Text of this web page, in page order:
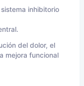
inhibitorio
del dolor, el
mejora funcional